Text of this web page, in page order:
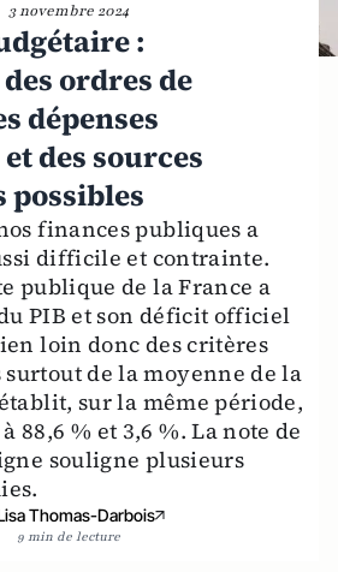
3 novembre 2024
:
ordres de
dépenses
des sources
possibles
finances publiques a
difficile et contrainte.
publique de la France a
PIB et son déficit officiel
loin donc des critères
de la moyenne de la
sur la même période,
88,6 % et 3,6 %. La note de
souligne plusieurs
Thomas-Darbois
9 min de lecture